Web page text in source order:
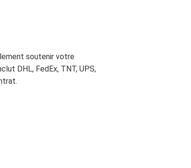
soutenir votre
DHL, FedEx, TNT, UPS,